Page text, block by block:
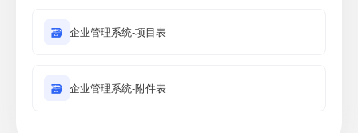
🗃 企业管理系统-项目表
🗃 企业管理系统-附件表